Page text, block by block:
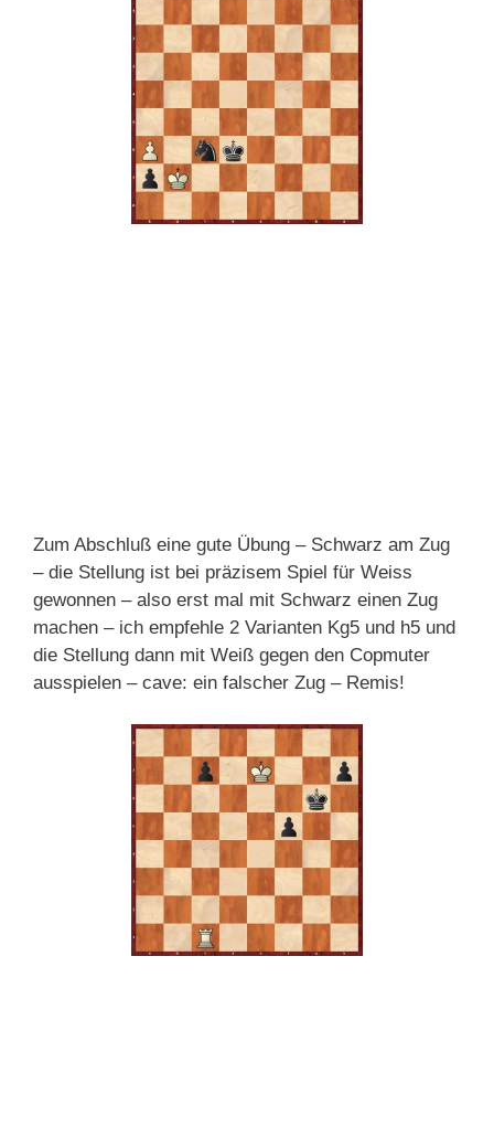
Zum Abschluß eine gute Übung – Schwarz am Zug
– die Stellung ist bei präzisem Spiel für Weiss
gewonnen – also erst mal mit Schwarz einen Zug
machen – ich empfehle 2 Varianten Kg5 und h5 und
die Stellung dann mit Weiß gegen den Copmuter
ausspielen – cave: ein falscher Zug – Remis!